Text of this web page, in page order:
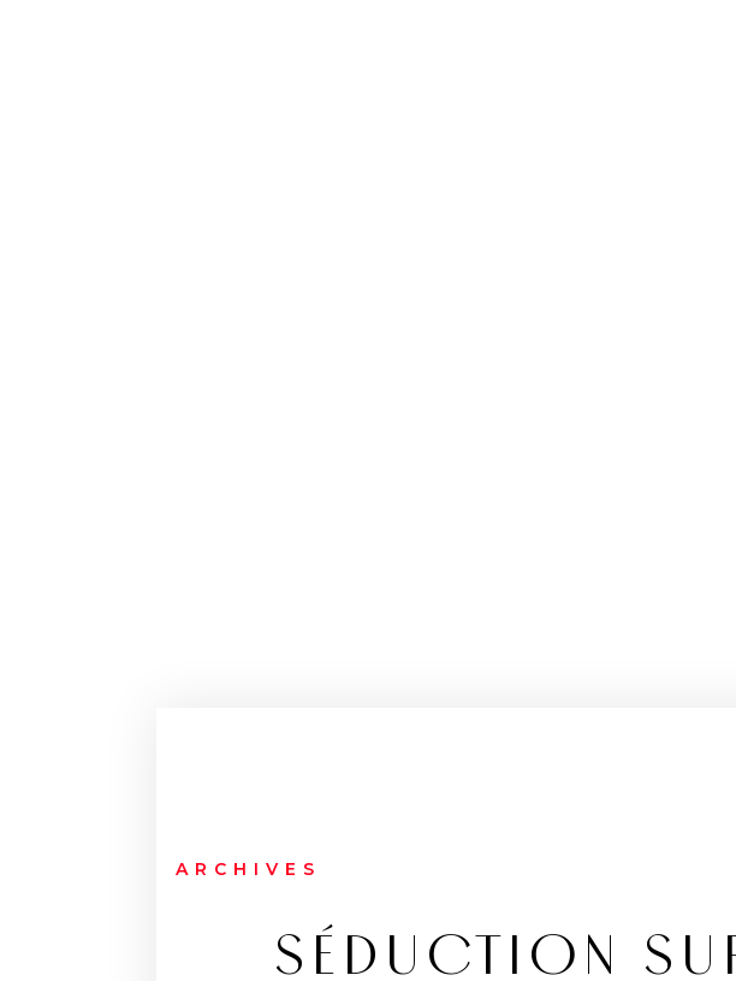
ARCHIVES
SÉDUCTION